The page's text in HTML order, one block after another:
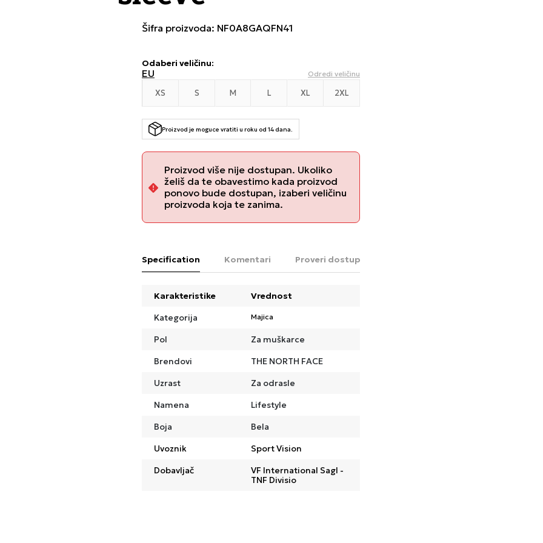
Šifra proizvoda: NF0A8GAQFN41
Odaberi veličinu:
EU Odredi veličinu
XS S M L XL 2XL
Proizvod je moguce vratiti u roku od 14 dana.
Proizvod više nije dostupan. Ukoliko
želiš da te obavestimo kada proizvod
ponovo bude dostupan, izaberi veličinu
proizvoda koja te zanima.
Specification Komentari Proveri dostupnost u radnjama
Karakteristike
Vrednost
Kategorija
Majica
Pol
Za muškarce
Brendovi
THE NORTH FACE
Uzrast
Za odrasle
Namena
Lifestyle
Boja
Bela
Uvoznik
Sport Vision
Dobavljač
VF International Sagl -
TNF Divisio